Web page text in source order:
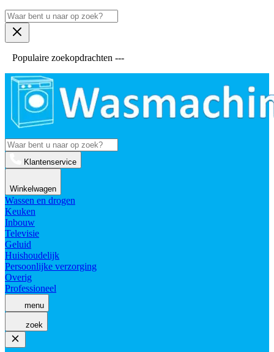
Populaire zoekopdrachten ---
Klantenservice
Winkelwagen
Wassen en drogen
Keuken
Inbouw
Televisie
Geluid
Huishoudelijk
Persoonlijke verzorging
Overig
Professioneel
menu
zoek